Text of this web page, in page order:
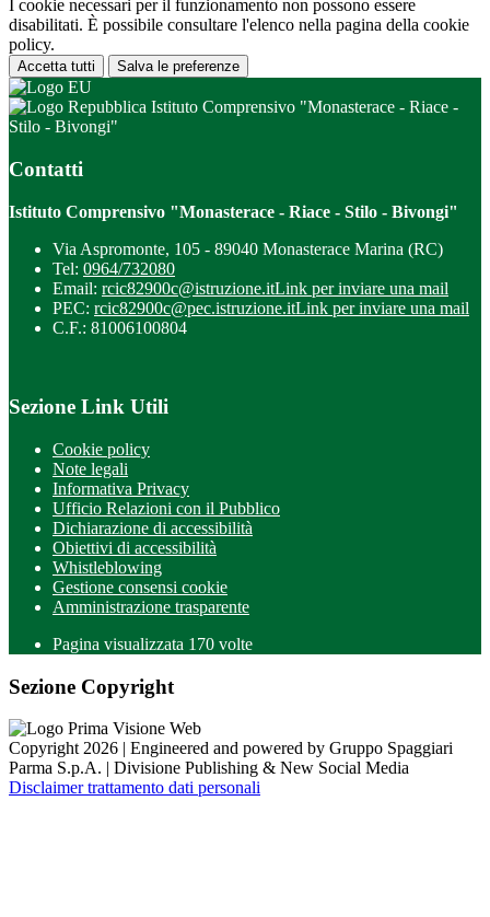
I cookie necessari per il funzionamento non possono essere
disabilitati. È possibile consultare l'elenco nella pagina della cookie
policy.
Accetta tutti Salva le preferenze
Istituto Comprensivo "Monasterace - Riace -
Stilo - Bivongi"
Contatti
Istituto Comprensivo "Monasterace - Riace - Stilo - Bivongi"
Via Aspromonte, 105 - 89040 Monasterace Marina (RC)
Tel: 0964/732080
Email: rcic82900c@istruzione.itLink per inviare una mail
PEC: rcic82900c@pec.istruzione.itLink per inviare una mail
C.F.: 81006100804
Sezione Link Utili
Cookie policy
Note legali
Informativa Privacy
Ufficio Relazioni con il Pubblico
Dichiarazione di accessibilità
Obiettivi di accessibilità
Whistleblowing
Gestione consensi cookie
Amministrazione trasparente
Pagina visualizzata 170 volte
Sezione Copyright
Copyright 2026 | Engineered and powered by Gruppo Spaggiari
Parma S.p.A. | Divisione Publishing & New Social Media
Disclaimer trattamento dati personali